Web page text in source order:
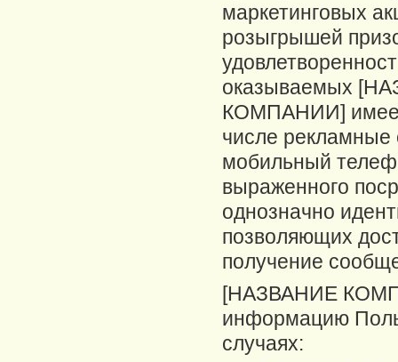
маркетинговых
розыгрышей
оказываемых
КОМПАНИИ]
числе рекламные
мобильный
выраженного
однозначно
позволяющих
получение
[НАЗВАНИЕ
информацию
случаях: